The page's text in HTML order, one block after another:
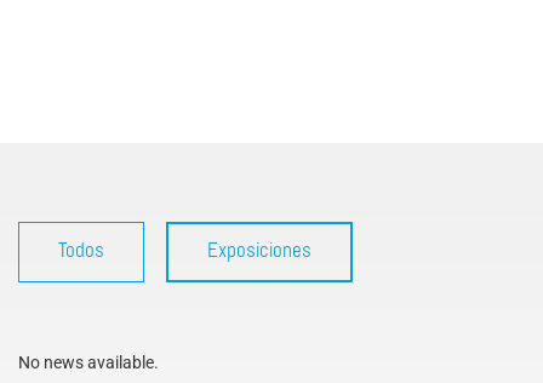
Todos Exposiciones
No news available.